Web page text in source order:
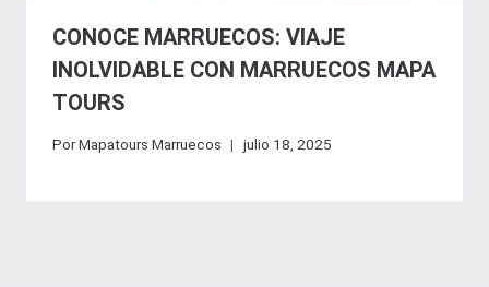
CONOCE MARRUECOS: VIAJE
INOLVIDABLE CON MARRUECOS MAPA
TOURS
PorMapatours Marruecos julio 18, 2025